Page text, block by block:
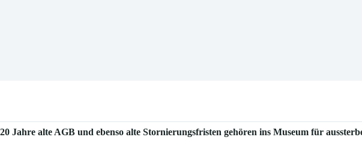
20 Jahre alte AGB und ebenso alte Stornierungsfristen gehören ins Museum für